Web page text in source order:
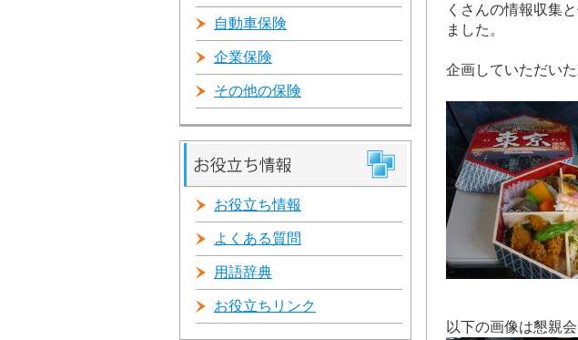
くさんの情報収集
ました。
企画していただい
以下の画像は懇親
自動車保険
企業保険
その他の保険
お役立ち情報
よくある質問
用語辞典
お役立ちリンク